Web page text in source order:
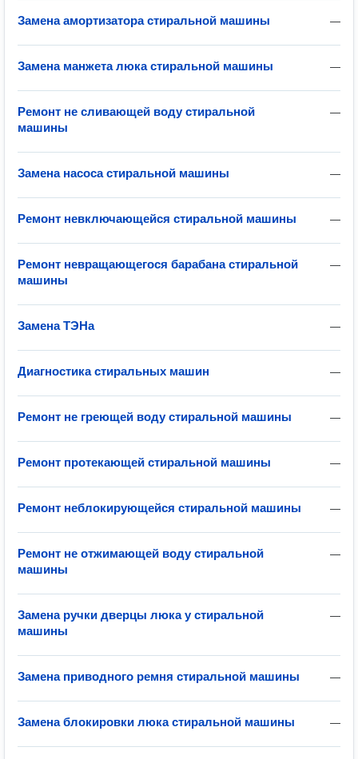
—
Замена амортизатора стиральной машины
—
Замена манжета люка стиральной машины
—
Ремонт не сливающей воду стиральной
машины
—
Замена насоса стиральной машины
—
Ремонт невключающейся стиральной машины
—
Ремонт невращающегося барабана стиральной
машины
—
Замена ТЭНа
—
Диагностика стиральных машин
—
Ремонт не греющей воду стиральной машины
—
Ремонт протекающей стиральной машины
—
Ремонт неблокирующейся стиральной машины
—
Ремонт не отжимающей воду стиральной
машины
—
Замена ручки дверцы люка у стиральной
машины
—
Замена приводного ремня стиральной машины
—
Замена блокировки люка стиральной машины